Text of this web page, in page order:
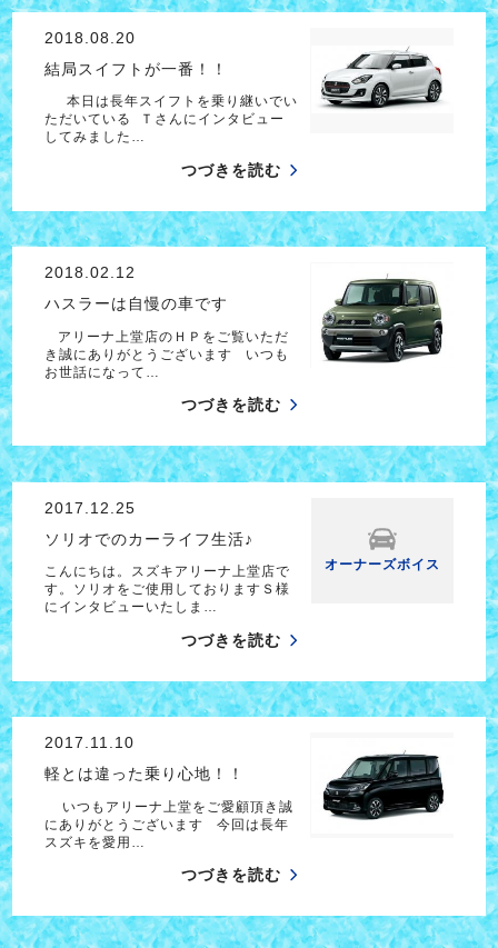
2018.08.20
結局スイフトが一番！！
本日は長年スイフトを乗り継いでい
ただいている Ｔさんにインタビュー
してみました…
つづきを読む
2018.02.12
ハスラーは自慢の車です
アリーナ上堂店のＨＰをご覧いただ
き誠にありがとうございます いつも
お世話になって…
つづきを読む
2017.12.25
ソリオでのカーライフ生活♪
こんにちは。スズキアリーナ上堂店で
す。ソリオをご使用しておりますＳ様
にインタビューいたしま…
つづきを読む
オーナーズボイス
2017.11.10
軽とは違った乗り心地！！
いつもアリーナ上堂をご愛顧頂き誠
にありがとうございます 今回は長年
スズキを愛用…
つづきを読む